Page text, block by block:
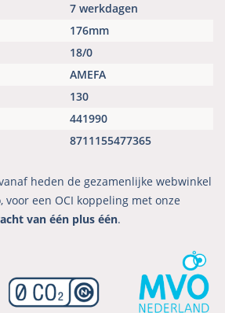
7 werkdagen
176mm
18/0
AMEFA
130
441990
8711155477365
heden de gezamenlijke webwinkel
voor een OCI koppeling met onze
van één plus één.